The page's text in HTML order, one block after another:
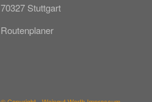
70327 Stuttgart
Routenplaner